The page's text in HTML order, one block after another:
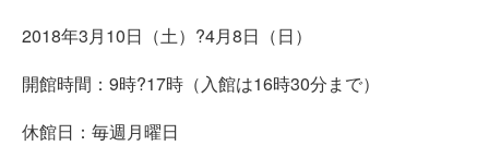
2018年3月10日（土）?4月8日（日）
開館時間：9時?17時（入館は16時30分まで）
休館日：毎週月曜日